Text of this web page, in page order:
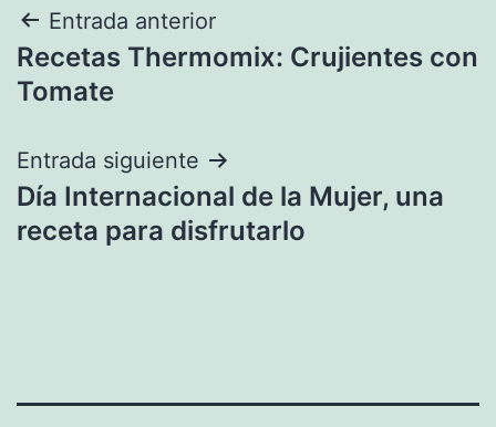
Navegación
de
Entrada anterior
Recetas Thermomix: Crujientes con
Tomate
Entrada siguiente
Día Internacional de la Mujer, una
receta para disfrutarlo